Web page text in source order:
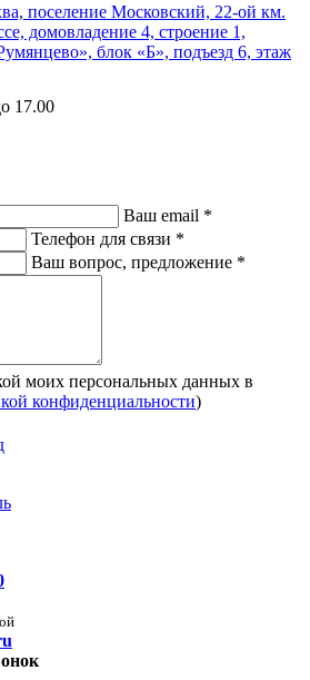
поселение Московский, 22-ой км.
домовладение 4, строение 1,
блок «Б», подъезд 6, этаж
17.00
Ваш email *
Телефон для связи *
Ваш вопрос, предложение *
моих персональных данных в
конфиденциальности)